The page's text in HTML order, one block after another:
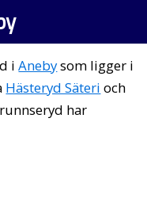
iAnebysom ligger i
Hästeryd Säteri och
har